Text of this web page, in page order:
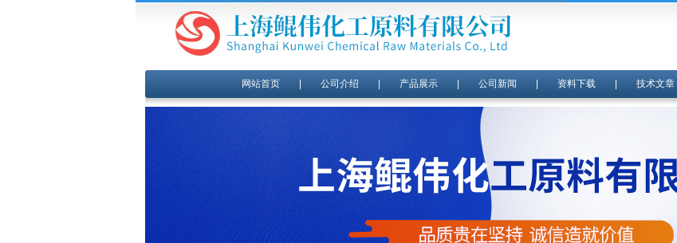
网站首页| 公司介绍 产品展示| 公司新闻 资料下载| 技术文章